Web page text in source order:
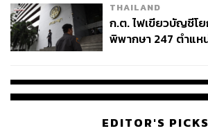
THAILAND
ก.ต. ไฟเขียวบัญชีโ
พิพากษา 247 ตำแห
EDITOR'S PICKS